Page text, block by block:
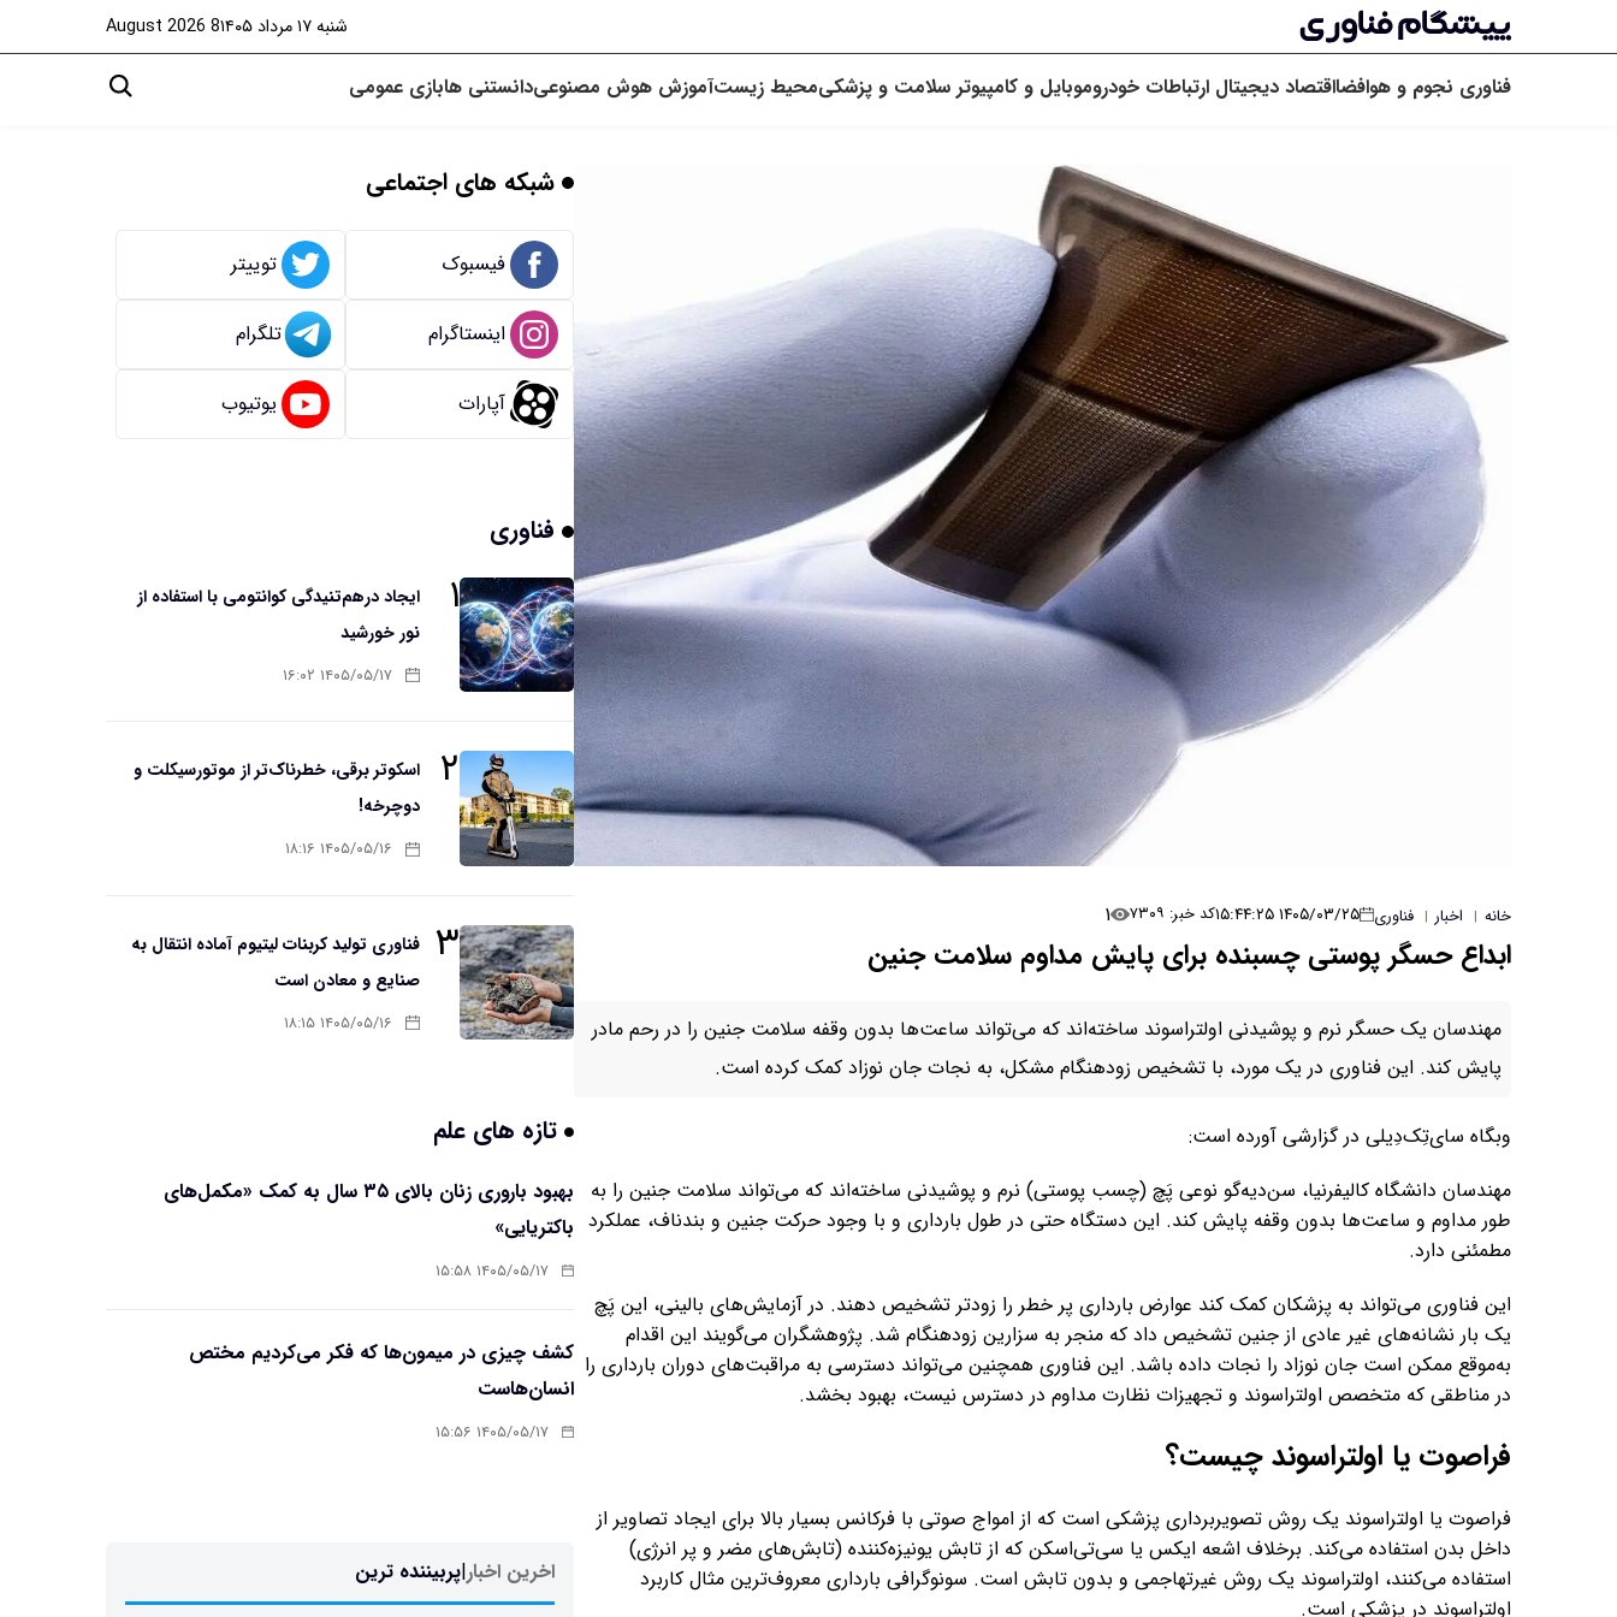
شنبه ۱۷ مرداد ۱۴۰۵ 8 August 2026
فناوری نجوم و هوافضااقتصاد دیجیتال ارتباطات خودروموبایل و کامپیوتر سلامت و پزشکیمحیط زیستآموزش هوش مصنوعیدانستنی هابازی عمومی
خانه | اخبار | فناوری ۱۴۰۵/۰۳/۲۵ ۱۵:۴۴:۲۵ کد خبر: ۷۳۰۹ ۱
ابداع حسگر پوستی چسبنده برای پایش مداوم سلامت جنین
مهندسان یک حسگر نرم و پوشیدنی اولتراسوند ساخته‌اند که می‌تواند ساعت‌ها بدون وقفه سلامت جنین را در رحم مادر
پایش کند. این فناوری در یک مورد، با تشخیص زودهنگام مشکل، به نجات جان نوزاد کمک کرده است.
وبگاه سای‌تِک‌دِیلی در گزارشی آورده است:
مهندسان دانشگاه کالیفرنیا، سن‌دیه‌گو نوعی پَچ (چسب پوستی) نرم و پوشیدنی ساخته‌اند که می‌تواند سلامت جنین را به
طور مداوم و ساعت‌ها بدون وقفه پایش کند. این دستگاه حتی در طول بارداری و با وجود حرکت جنین و بندناف، عملکرد
مطمئنی دارد.
این فناوری می‌تواند به پزشکان کمک کند عوارض بارداری پر خطر را زودتر تشخیص دهند. در آزمایش‌های بالینی، این پَچ
یک بار نشانه‌های غیر عادی از جنین تشخیص داد که منجر به سزارین زودهنگام شد. پژوهشگران می‌گویند این اقدام
به‌موقع ممکن است جان نوزاد را نجات داده باشد. این فناوری همچنین می‌تواند دسترسی به مراقبت‌های دوران بارداری را
در مناطقی که متخصص اولتراسوند و تجهیزات نظارت مداوم در دسترس نیست، بهبود بخشد.
فراصوت یا اولتراسوند چیست؟
فراصوت یا اولتراسوند یک روش تصویربرداری پزشکی است که از امواج صوتی با فرکانس بسیار بالا برای ایجاد تصاویر از
داخل بدن استفاده می‌کند. برخلاف اشعه ایکس یا سی‌تی‌اسکن که از تابش یونیزه‌کننده (تابش‌های مضر و پر انرژی)
استفاده می‌کنند، اولتراسوند یک روش غیرتهاجمی و بدون تابش است. سونوگرافی بارداری معروف‌ترین مثال کاربرد
اولتراسوند در پزشکی است.
شبکه های اجتماعی
فیسبوک توییتر
اینستاگرام تلگرام
آپارات یوتیوب
فناوری
۱
ایجاد درهم‌تنیدگی کوانتومی با استفاده از
نور خورشید
۱۴۰۵/۰۵/۱۷ ۱۶:۰۲
۲
اسکوتر برقی، خطرناک‌تر از موتورسیکلت و
دوچرخه!
۱۴۰۵/۰۵/۱۶ ۱۸:۱۶
۳ فناوری تولید کربنات لیتیوم آماده انتقال به
صنایع و معادن است
۱۴۰۵/۰۵/۱۶ ۱۸:۱۵
تازه های علم
بهبود باروری زنان بالای ۳۵ سال به کمک «مکمل‌های
باکتریایی»
۱۴۰۵/۰۵/۱۷ ۱۵:۵۸
کشف چیزی در میمون‌ها که فکر می‌کردیم مختص
انسان‌هاست
۱۴۰۵/۰۵/۱۷ ۱۵:۵۶
اخرین اخبار|پربیننده ترین